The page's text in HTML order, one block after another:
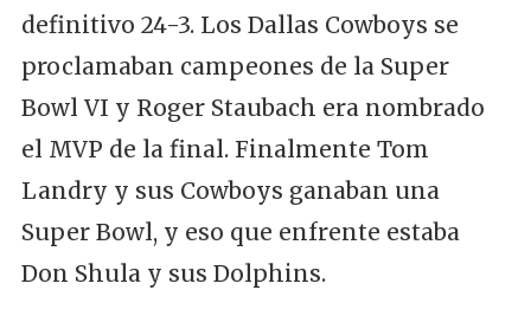
definitivo 24-3. Los Dallas Cowboys se
proclamaban campeones de la Super
Bowl VI y Roger Staubach era nombrado
el MVP de la final. Finalmente Tom
Landry y sus Cowboys ganaban una
Super Bowl, y eso que enfrente estaba
Don Shula y sus Dolphins.